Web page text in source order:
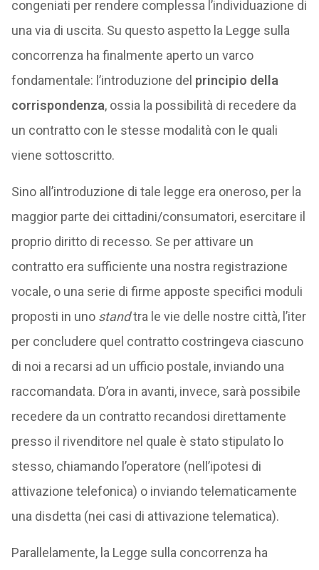
congeniati per rendere complessa l’individuazione di
una via di uscita. Su questo aspetto la Legge sulla
concorrenza ha finalmente aperto un varco
fondamentale: l’introduzione del principio della
corrispondenza, ossia la possibilità di recedere da
un contratto con le stesse modalità con le quali
viene sottoscritto.
Sino all’introduzione di tale legge era oneroso, per la
maggior parte dei cittadini/consumatori, esercitare il
proprio diritto di recesso. Se per attivare un
contratto era sufficiente una nostra registrazione
vocale, o una serie di firme apposte specifici moduli
proposti in uno standtra le vie delle nostre città, l’iter
per concludere quel contratto costringeva ciascuno
di noi a recarsi ad un ufficio postale, inviando una
raccomandata. D’ora in avanti, invece, sarà possibile
recedere da un contratto recandosi direttamente
presso il rivenditore nel quale è stato stipulato lo
stesso, chiamando l’operatore (nell’ipotesi di
attivazione telefonica) o inviando telematicamente
una disdetta (nei casi di attivazione telematica).
Parallelamente, la Legge sulla concorrenza ha